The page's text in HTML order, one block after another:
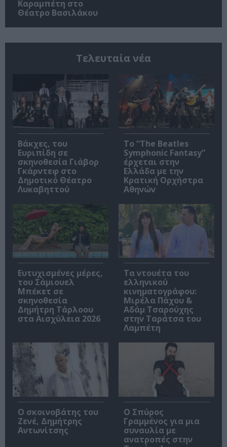
Καραμπέτη στο
Θέατρο Βασιλάκου
Τελευταία νέα
Βάκχες, του
Ευριπίδη σε
σκηνοθεσία Γιάβορ
Γκάρντεφ στο
Δημοτικό Θέατρο
Λυκαβηττού
Το “The Beatles
Symphonic Fantasy”
έρχεται στην
Ελλάδα με την
Κρατική Ορχήστρα
Αθηνών
Ευτυχισμένες μέρες,
του Σάμιουελ
Μπέκετ σε
σκηνοθεσία
Δημήτρη Τάρλοου
στα Αισχύλεια 2026
Τα ντουέτα του
ελληνικού
κινηματογράφου:
Μιρέλα Πάχου &
Αδάμ Τσαρούχης
στην Ταράτσα του
Λαμπέτη
Ο σκοινοβάτης του
Ζενέ, Δημήτρης
Αντωνίτσης
Ο Σπύρος
Γραμμένος για μια
συναυλία με
ανατροπές στην